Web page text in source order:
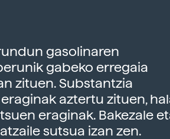
gasolinaren
gabeko erregaia
zituen. Substantzia
aztertu zituen,
eraginak. Bakezale
sutsua izan zen.